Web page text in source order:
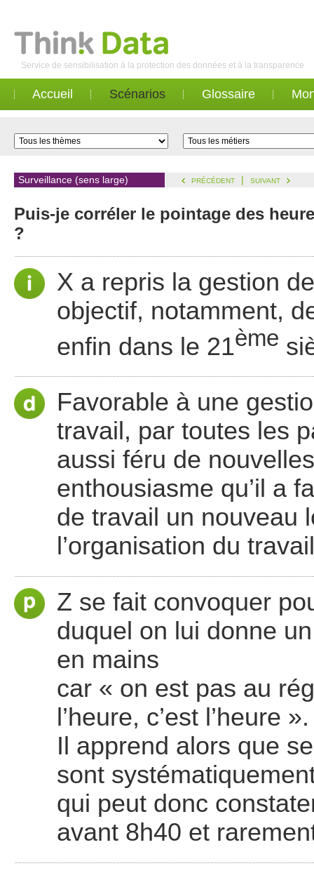
Service de sensibilisation à la protection des données et à la transparence
Accueil Scénarios Glossaire
Surveillance (sens large) PRÉCÉDENT | SUIVANT
Puis-je corréler le pointage des
?
X a repris la gestion
objectif, notamment,
enfin dans le 21ème
Favorable à une
travail, par toutes les
aussi féru de
enthousiasme qu’il a
de travail un nouveau
l’organisation du
Z se fait convoquer
duquel on lui donne
en mains
car « on est pas au
l’heure, c’est l’heure ».
Il apprend alors que
sont
qui peut donc
avant 8h40 et